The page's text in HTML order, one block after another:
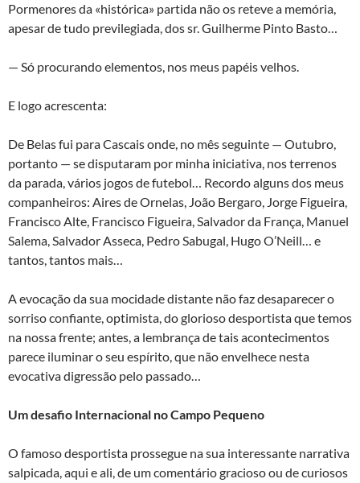
Pormenores da «histórica» partida não os reteve a memória,
apesar de tudo previlegiada, dos sr. Guilherme Pinto Basto…
— Só procurando elementos, nos meus papéis velhos.
E logo acrescenta:
De Belas fui para Cascais onde, no mês seguinte — Outubro,
portanto — se disputaram por minha iniciativa, nos terrenos
da parada, vários jogos de futebol… Recordo alguns dos meus
companheiros: Aires de Ornelas, João Bergaro, Jorge Figueira,
Francisco Alte, Francisco Figueira, Salvador da França, Manuel
Salema, Salvador Asseca, Pedro Sabugal, Hugo O’Neill… e
tantos, tantos mais…
A evocação da sua mocidade distante não faz desaparecer o
sorriso confiante, optimista, do glorioso desportista que temos
na nossa frente; antes, a lembrança de tais acontecimentos
parece iluminar o seu espírito, que não envelhece nesta
evocativa digressão pelo passado…
Um desafio Internacional no Campo Pequeno
O famoso desportista prossegue na sua interessante narrativa
salpicada, aqui e ali, de um comentário gracioso ou de curiosos